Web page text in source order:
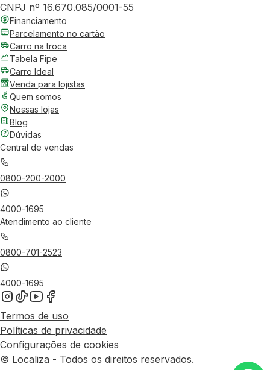
CNPJ nº 16.670.085/0001-55
Financiamento
Parcelamento no cartão
Carro na troca
Tabela Fipe
Carro Ideal
Venda para lojistas
Quem somos
Nossas lojas
Blog
Dúvidas
Central de vendas
0800-200-2000
4000-1695
Atendimento ao cliente
0800-701-2523
4000-1695
Termos de uso
Políticas de privacidade
Configurações de cookies
© Localiza - Todos os direitos reservados.